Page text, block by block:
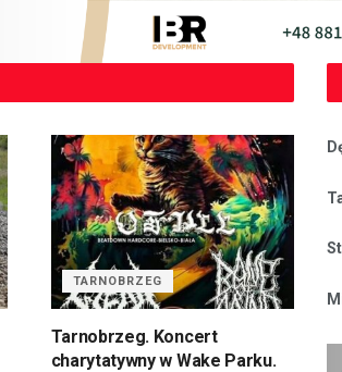
TARNOBRZEG
Tarnobrzeg. Koncert
charytatywny w Wake Parku.